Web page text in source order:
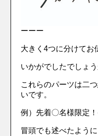
ーーー
大きく4つに分けてお
いかがでしたでしょう
これらのパーツは二
いです。
例）先着〇名様限定
冒頭でも述べたよう